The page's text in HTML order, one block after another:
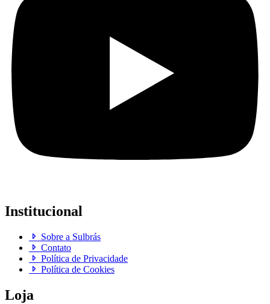
Institucional
Sobre a Sulbrás
Contato
Política de Privacidade
Política de Cookies
Loja